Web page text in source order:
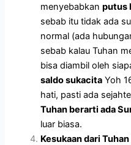
menyebabkanputus
sebab itu tidak ada
normal (ada
sebab kalau Tuhan
bisa diambil oleh
saldo sukacita Yoh
hati, pasti ada
Tuhan berarti ada
luar biasa.
Kesukaan dari